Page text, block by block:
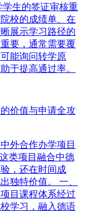
生的签证审核重
校的成绩单、在
展示学习路径的
要，通常需要覆
能询问转学原
于提高通过率。
价值与申请全攻
外合作办学项目
类项目融合中德
，还在时间成
独特价值。 一、
目课程体系经过
学习，融入德语